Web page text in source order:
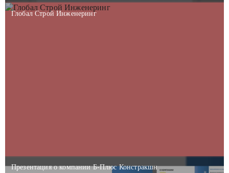
Глобал Строй Инженеринг
Презентация о компании Б-Плюс Констракшн